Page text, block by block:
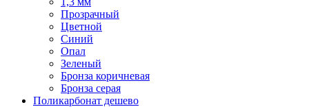
Прозрачный
Цветной
Синий
Опал
Зеленый
Бронза коричневая
Бронза серая
Поликарбонат дешево